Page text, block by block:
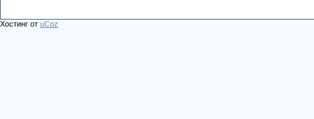
Хостинг от uCoz